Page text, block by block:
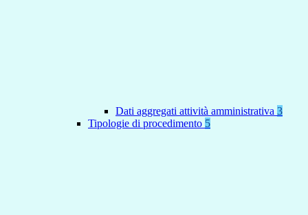
Dati aggregati attività amministrativa 3
Tipologie di procedimento 5